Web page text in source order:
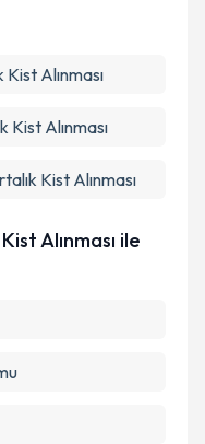
ilişkin
belirtilen
Gönder
Alınması
Kist Alınması
Kist Alınması
Alınması ile